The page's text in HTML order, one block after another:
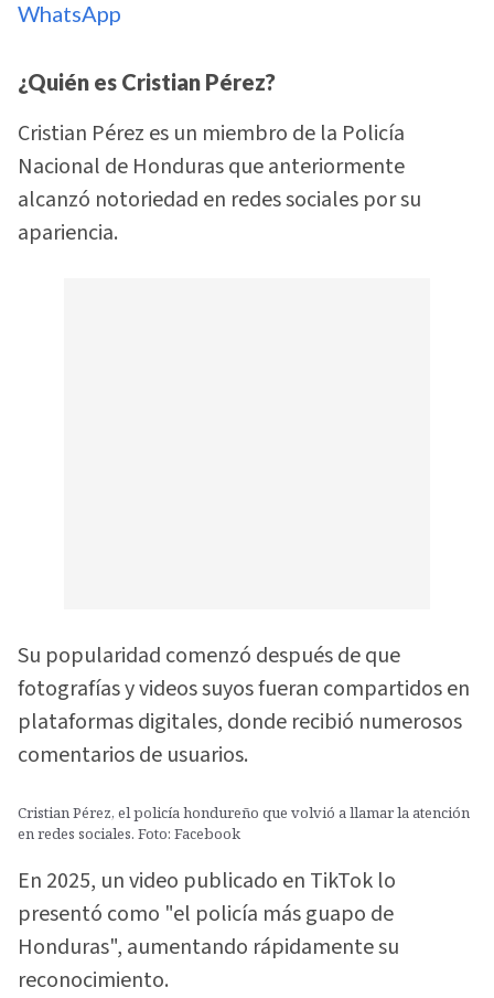
WhatsApp
¿Quién es Cristian Pérez?
Cristian Pérez es un miembro de la Policía
Nacional de Honduras que anteriormente
alcanzó notoriedad en redes sociales por su
apariencia.
Su popularidad comenzó después de que
fotografías y videos suyos fueran compartidos en
plataformas digitales, donde recibió numerosos
comentarios de usuarios.
Cristian Pérez, el policía hondureño que volvió a llamar la atención
en redes sociales. Foto: Facebook
En 2025, un video publicado en TikTok lo
presentó como "el policía más guapo de
Honduras", aumentando rápidamente su
reconocimiento.